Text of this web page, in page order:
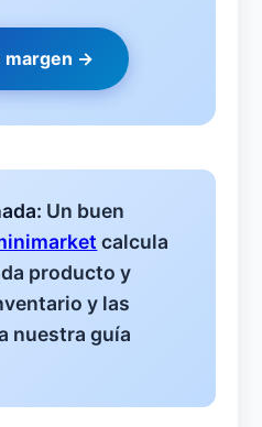
margen →
Un buen
calcula
producto y
y las
nuestra guía